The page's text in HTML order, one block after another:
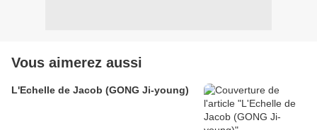
Vous aimerez aussi
L'Echelle de Jacob (GONG Ji-young)